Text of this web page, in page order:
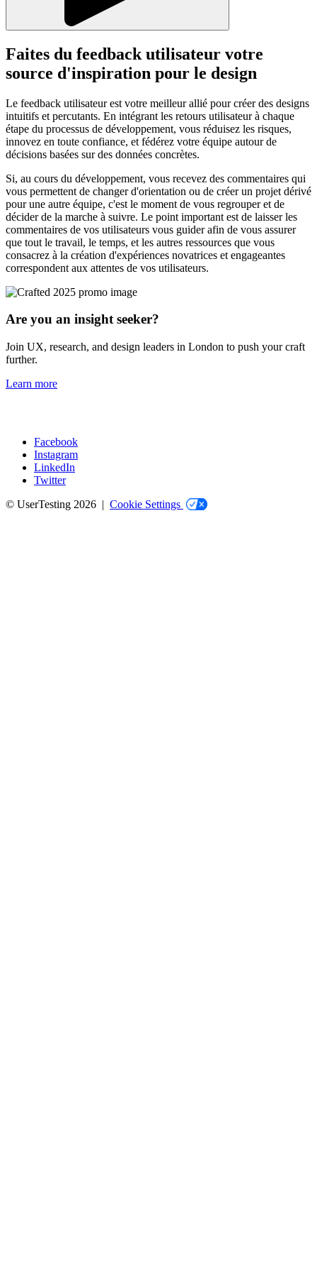
Faites du feedback utilisateur votre
source d'inspiration pour le design
Le feedback utilisateur est votre meilleur allié pour créer des designs
intuitifs et percutants. En intégrant les retours utilisateur à chaque
étape du processus de développement, vous réduisez les risques,
innovez en toute confiance, et fédérez votre équipe autour de
décisions basées sur des données concrètes.
Si, au cours du développement, vous recevez des commentaires qui
vous permettent de changer d'orientation ou de créer un projet dérivé
pour une autre équipe, c'est le moment de vous regrouper et de
décider de la marche à suivre. Le point important est de laisser les
commentaires de vos utilisateurs vous guider afin de vous assurer
que tout le travail, le temps, et les autres ressources que vous
consacrez à la création d'expériences novatrices et engageantes
correspondent aux attentes de vos utilisateurs.
Are you an insight seeker?
Join UX, research, and design leaders in London to push your craft
further.
Learn more
Social
Facebook
Instagram
LinkedIn
Twitter
© UserTesting 2026 | Cookie Settings